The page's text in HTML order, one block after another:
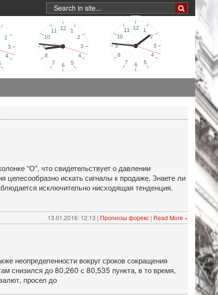
“О”, что свидетельствует о давлении
целесообразно искать сигналы к продаже. Знаете ли
исключительно нисходящая тенденция.
13.01.2016: 12:13 | Прогнозы форекс | Read More »
неопределенности вокруг сроков сокращения
снизился до 80,260 с 80,535 пункта, в то время,
просел до